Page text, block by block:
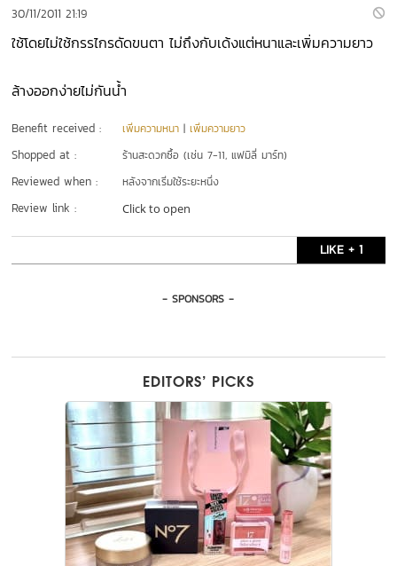
30/11/2011 21:19
ใช้โดยไม่ใช้กรรไกรดัดขนตา ไม่ถึงกับเด้งแต่หนาและเพิ่มความยาว
ล้างออกง่ายไม่กันน้ำ
Benefit received : เพิ่มความหนา |เพิ่มความยาว
Shopped at : ร้านสะดวกซื้อ (เช่น 7-11, แฟมิลี่ มาร์ท)
Reviewed when : หลังจากเริ่มใช้ระยะหนึ่ง
Review link : Click to open
LIKE + 1
- SPONSORS -
EDITORS’ PICKS